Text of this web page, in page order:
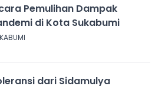
Pemulihan Dampak
di Kota Sukabumi
dari Sidamulya